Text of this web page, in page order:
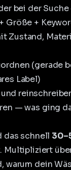
bei der
Größe +
Zustand,
(gerade
Label)
— was ging
das schnell
. Multipliziert
warum dein